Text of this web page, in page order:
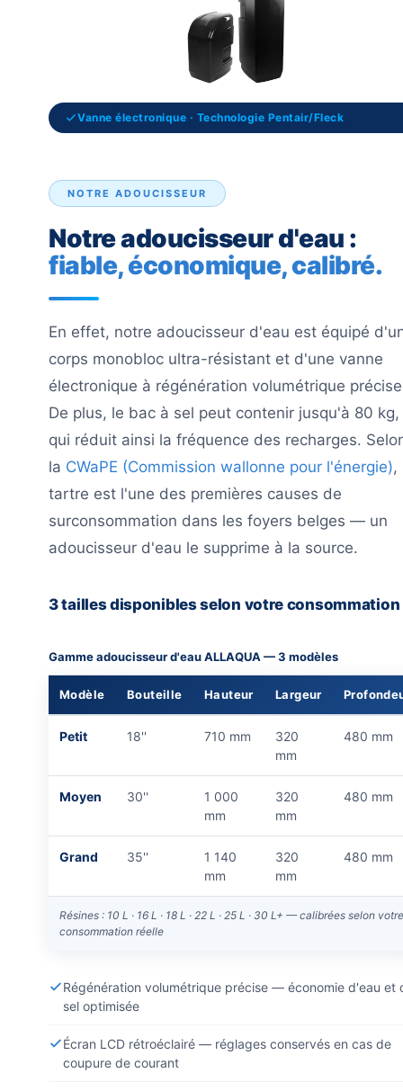
Vanne électronique · Technologie Pentair/Fleck
NOTRE ADOUCISSEUR
Notre adoucisseur d'eau :
fiable, économique, calibré.
En effet, notre adoucisseur d'eau est équipé
corps monobloc ultra-résistant et d'une vanne
électronique à régénération volumétrique
De plus, le bac à sel peut contenir jusqu'à 80 kg,
qui réduit ainsi la fréquence des recharges.
la CWaPE (Commission wallonne pour l'énergie),
tartre est l'une des premières causes de
surconsommation dans les foyers belges — un
adoucisseur d'eau le supprime à la source.
3 tailles disponibles selon votre consommation
Gamme adoucisseur d'eau ALLAQUA — 3 modèles
Modèle Bouteille Hauteur Largeur
Petit 18'' 710 mm
320
mm
480 mm
Moyen 30''
1 000
mm
320
mm
480 mm
Grand 35''
1 140
mm
320
mm
480 mm
Résines : 10 L · 16 L · 18 L · 22 L · 25 L · 30 L+ — calibrées selon votre
consommation réelle
Régénération volumétrique précise — économie d'eau et
sel optimisée
Écran LCD rétroéclairé — réglages conservés en cas de
coupure de courant